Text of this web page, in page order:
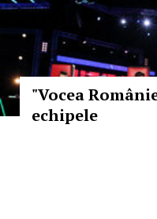
"Vocea
echipele